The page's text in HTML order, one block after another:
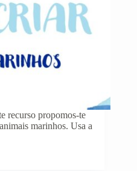
recurso propomos-te
marinhos. Usa a